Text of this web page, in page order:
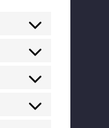
Consent
wordpress
Consent
complianz
Consent
Consent